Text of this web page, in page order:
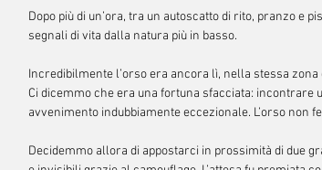
Dopo più di un’ora, tra un autoscatto di rito, pranzo e
segnali di vita dalla natura più in basso.
Incredibilmente l’orso era ancora lì, nella stessa zona
Ci dicemmo che era una fortuna sfacciata:
avvenimento indubbiamente eccezionale. L’orso non
Decidemmo allora di appostarci in prossimità di due